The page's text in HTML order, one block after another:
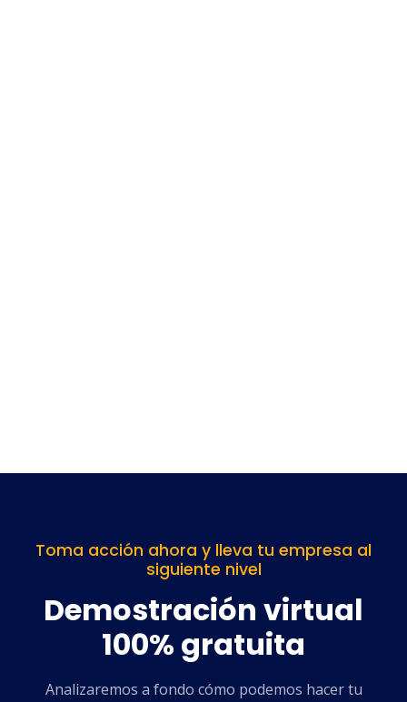
Toma acción ahora y lleva tu empresa al
siguiente nivel
Demostración virtual
100% gratuita
Analizaremos a fondo cómo podemos hacer tu